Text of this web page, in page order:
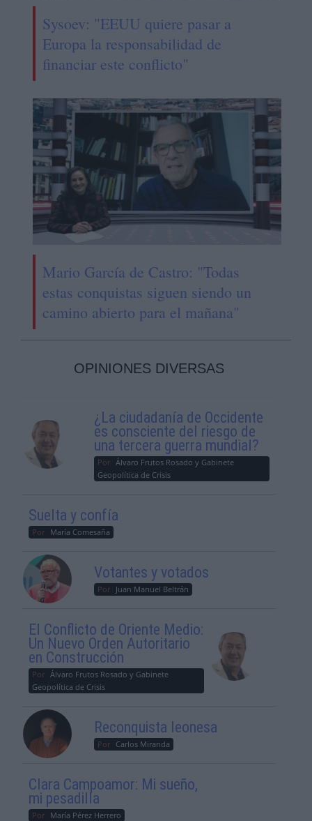
Sysoev: "EEUU quiere pasar a
Europa la responsabilidad de
financiar este conflicto"
Mario García de Castro: "Todas
estas conquistas siguen siendo un
camino abierto para el mañana"
OPINIONES DIVERSAS
¿La ciudadanía de Occidente
es consciente del riesgo de
una tercera guerra mundial?
Por Álvaro Frutos Rosado y Gabinete
Geopolítica de Crisis
Suelta y confía
Por María Comesaña
Votantes y votados
Por Juan Manuel Beltrán
El Conflicto de Oriente Medio:
Un Nuevo Orden Autoritario
en Construcción
Por Álvaro Frutos Rosado y Gabinete
Geopolítica de Crisis
Reconquista leonesa
Por Carlos Miranda
Clara Campoamor: Mi sueño,
mi pesadilla
Por María Pérez Herrero